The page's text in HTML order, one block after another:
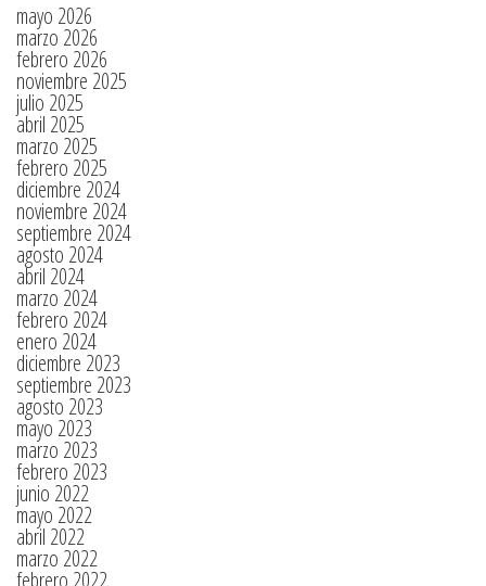
mayo 2026
marzo 2026
febrero 2026
noviembre 2025
julio 2025
abril 2025
marzo 2025
febrero 2025
diciembre 2024
noviembre 2024
septiembre 2024
agosto 2024
abril 2024
marzo 2024
febrero 2024
enero 2024
diciembre 2023
septiembre 2023
agosto 2023
mayo 2023
marzo 2023
febrero 2023
junio 2022
mayo 2022
abril 2022
marzo 2022
febrero 2022